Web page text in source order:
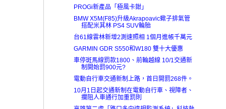
PROGi新產品「極風卡鉗」
BMW X5M(F85)升級Akrapoavic蠍子排氣管
搭配米其林 PS4 SUV輪胎
台61線雲林新增2測速照相 1個月進帳千萬元
GARMIN GDR S550和W180 雙十大優惠
車停斑馬線罰款1800、前輪越線 10/1交通新
制開始罰900元?
電動自行車交通新制上路，首日開罰268件。
10月1日起交通新制在電動自行車、視障者、
攔阻人車通行加重罰則